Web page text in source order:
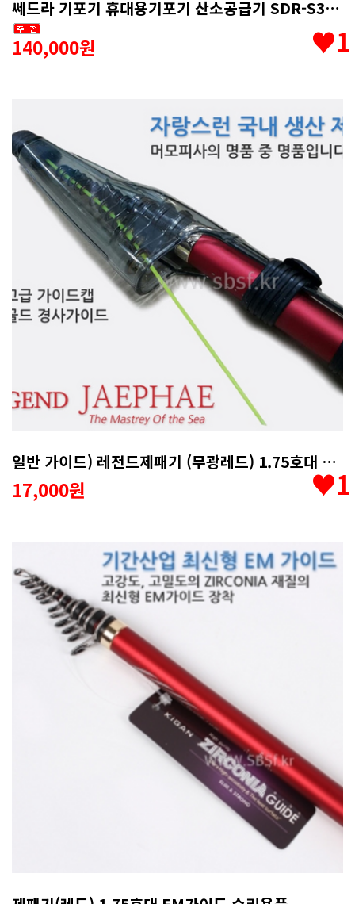
쎄드라 기포기 휴대용기포기 산소공급기 SDR-S3000
140,000원 ♥1
일반 가이드) 레전드제패기 (무광레드) 1.75호대 수리용품
17,000원 ♥1